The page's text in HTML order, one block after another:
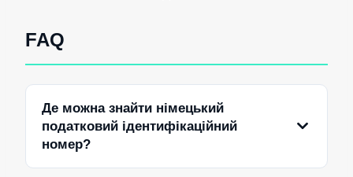
FAQ
Де можна знайти німецький
податковий ідентифікаційний
номер?